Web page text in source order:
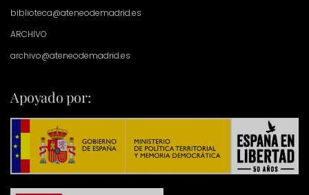
biblioteca@ateneodemadrid.es
ARCHIVO
archivo@ateneodemadrid.es
Apoyado por: